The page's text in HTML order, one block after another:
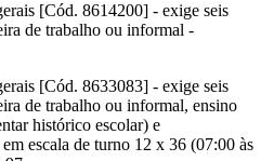
[Cód. 8614200] - exige seis
de trabalho ou informal -
[Cód. 8633083] - exige seis
de trabalho ou informal, ensino
histórico escolar) e
escala de turno 12 x 36 (07:00 às